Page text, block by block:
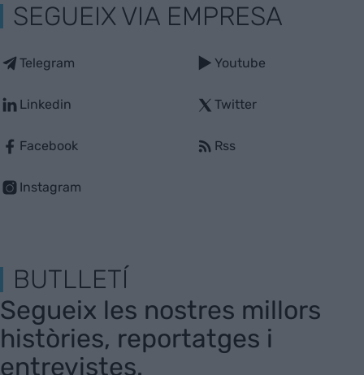
SEGUEIX VIA EMPRESA
Telegram
Linkedin
Facebook
Instagram
Youtube
Twitter
Rss
BUTLLETÍ
Segueix les nostres millors
històries, reportatges i
entrevistes.